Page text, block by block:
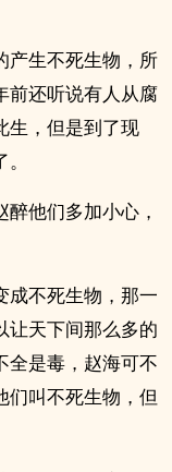
产生不死生物，所
前还听说有人从腐
生，但是到了现
他们多加小心，
成不死生物，那一
让天下间那么多的
全是毒，赵海可不
们叫不死生物，但